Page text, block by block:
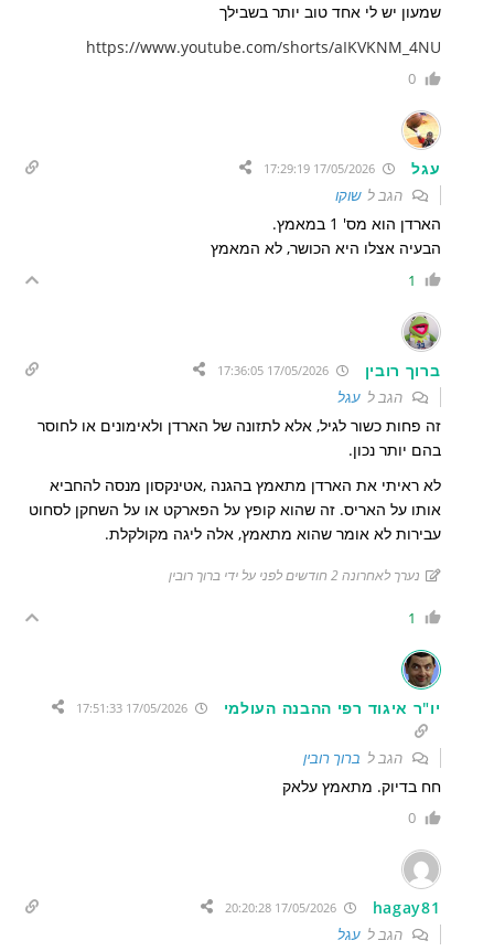
שמעון יש לי אחד טוב יותר בשבילך
https://www.youtube.com/shorts/aIKVKNM_4NU
0
עגל
הגב לשוקו
הארדן הוא מס' 1 במאמץ.
הבעיה אצלו היא הכושר, לא המאמץ
1
ברוך רובין 17/05/2026 17:36:05
הגב לעגל
זה פחות כשור לגיל, אלא לתזונה של הארדן ולאימונים או לחוסר
בהם יותר נכון.
לא ראיתי את הארדן מתאמץ בהגנה ,אטינקסון מנסה להחביא
אותו על האריס. זה שהוא קופץ על הפארקט או על השחקן לסחוט
עבירות לא אומר שהוא מתאמץ, אלה ליגה מקולקלת.
נערך לאחרונה 2 חודשים לפני על ידי ברוך רובין
1
יו"ר איגוד רפי ההבנה העולמי 17/05/2026 17:51:33
הגב ל ברוך רובין
חח בדיוק. מתאמץ עלאק
0
hagay81
17/05/2026 20:20:28
הגב לעגל